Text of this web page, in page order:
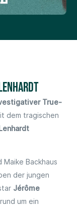
True-
dem tragischen
Backhaus
der jungen
Jérôme
um ein